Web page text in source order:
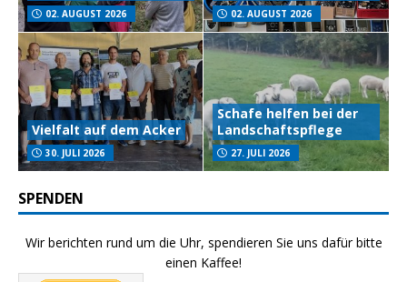
02. AUGUST 2026 02. AUGUST 2026
Vielfalt auf dem Acker
30. JULI 2026
Schafe helfen bei der
Landschaftspflege
27. JULI 2026
SPENDEN
Wir berichten rund um die Uhr, spendieren Sie uns dafür bitte
einen Kaffee!